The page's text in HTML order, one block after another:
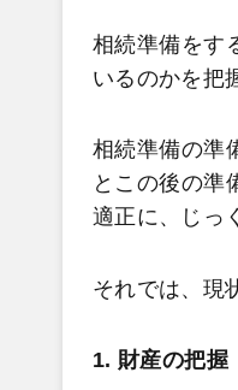
相続準備をす
いるのかを把
相続準備の準
とこの後の準
適正に、じっ
それでは、現
1. 財産の把握